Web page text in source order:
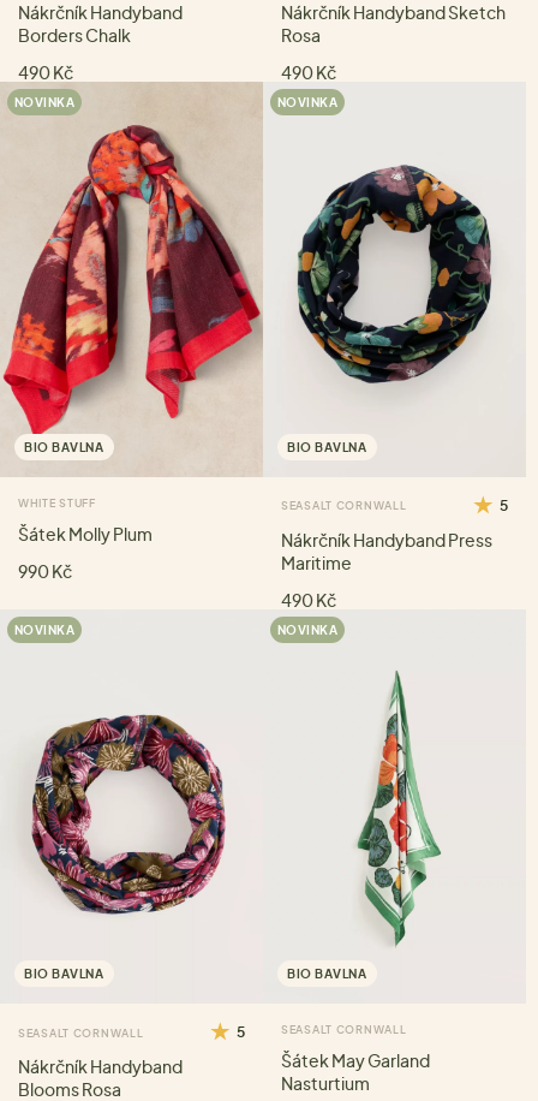
Nákrčník Handyband
Borders Chalk
490 Kč
Nákrčník Handyband Sketch
Rosa
490 Kč
NOVINKA
BIO BAVLNA
WHITE STUFF
Šátek Molly Plum
990 Kč
NOVINKA
BIO BAVLNA
SEASALT CORNWALL 5
Nákrčník Handyband Press
Maritime
490 Kč
NOVINKA
BIO BAVLNA
SEASALT CORNWALL 5
Nákrčník Handyband
Blooms Rosa
NOVINKA
BIO BAVLNA
SEASALT CORNWALL
Šátek May Garland
Nasturtium